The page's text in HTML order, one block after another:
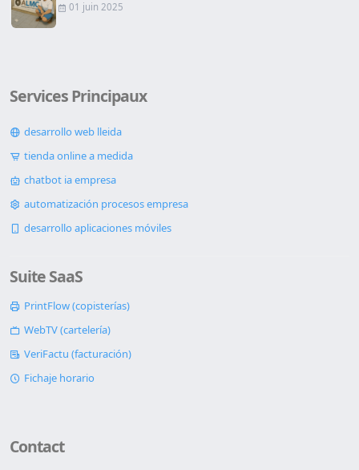
01 juin 2025
Services Principaux
desarrollo web lleida
tienda online a medida
chatbot ia empresa
automatización procesos empresa
desarrollo aplicaciones móviles
Suite SaaS
PrintFlow (copisterías)
WebTV (cartelería)
VeriFactu (facturación)
Fichaje horario
Contact